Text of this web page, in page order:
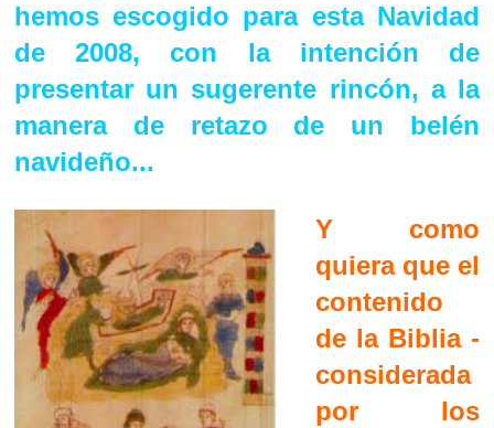
hemos escogido para esta Navidad
de 2008, con la intención de
presentar un sugerente rincón, a la
manera de retazo de un belén
navideño...
Y como
quiera que el
contenido
de la Biblia -
considerada
por los